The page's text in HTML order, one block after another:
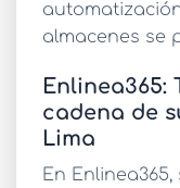
almacenes se
Enlinea365:
cadena de
Lima
En Enlinea365,